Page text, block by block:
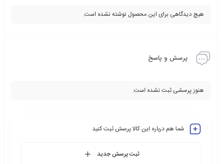
هیچ دیدگاهی برای این محصول نوشته نشده است.
پرسش و پاسخ
هنوز پرسشی ثبت نشده است.
شما هم درباره این کالا پرسش ثبت کنید
ثبت پرسش جدید